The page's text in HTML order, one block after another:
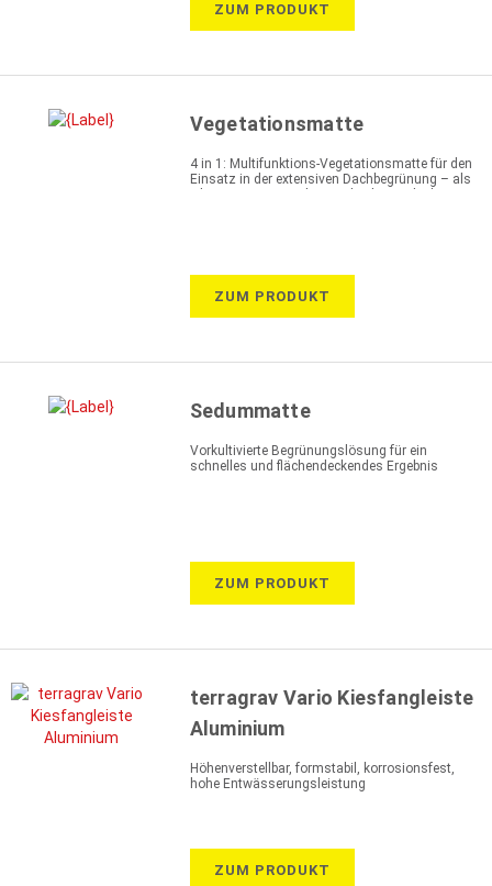
ZUM PRODUKT
Vegetationsmatte
4 in 1: Multifunktions-Vegetationsmatte für den
Einsatz in der extensiven Dachbegrünung – als
ZUM PRODUKT
Sedummatte
Vorkultivierte Begrünungslösung für ein
schnelles und flächendeckendes Ergebnis
ZUM PRODUKT
terragrav Vario Kiesfangleiste
Aluminium
Höhenverstellbar, formstabil, korrosionsfest,
hohe Entwässerungsleistung
ZUM PRODUKT